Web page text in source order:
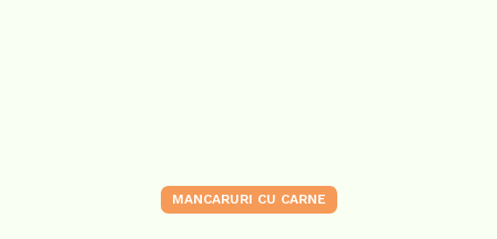
MANCARURI CU CARNE